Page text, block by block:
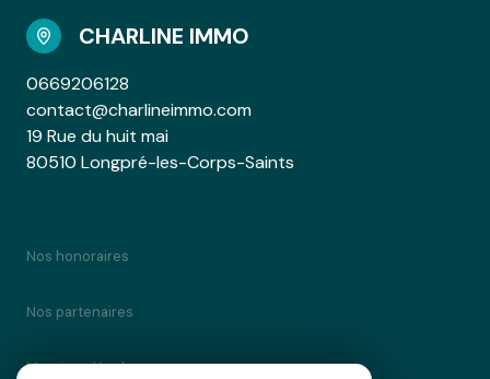
CHARLINE IMMO
0669206128
contact@charlineimmo.com
19 Rue du huit mai
80510 Longpré-les-Corps-Saints
Nos honoraires
Nos partenaires
Mentions légales